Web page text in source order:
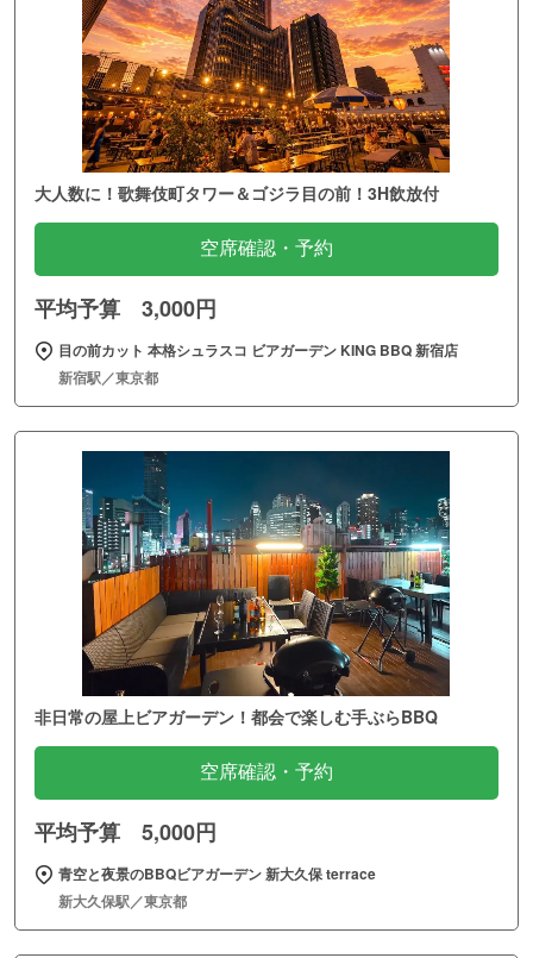
大人数に！歌舞伎町タワー＆ゴジラ目の前！3H飲放付
空席確認・予約
平均予算 3,000円
目の前カット 本格シュラスコ ビアガーデン KING BBQ 新宿店
新宿駅／東京都
非日常の屋上ビアガーデン！都会で楽しむ手ぶらBBQ
空席確認・予約
平均予算 5,000円
青空と夜景のBBQビアガーデン 新大久保 terrace
新大久保駅／東京都